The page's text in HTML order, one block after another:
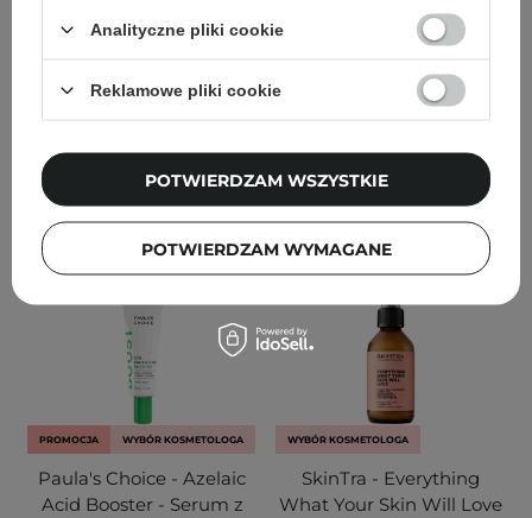
345
46,00 zł
PROMOCJA WYBÓR KOSMETOLOGA
Paula's Choice - Azelaic
Acid Booster - Serum z
WYBÓR KOSMETOLOGA
SkinTra - Everything
What Your Skin Will Love
Analityczne pliki cookie
Reklamowe pliki cookie
POTWIERDZAM WYMAGANE
POTWIERDZAM WSZYSTKIE